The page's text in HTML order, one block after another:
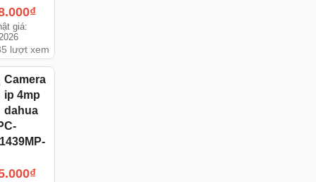
₫
giá:
lượt xem
Camera
ip 4mp
dahua
₫